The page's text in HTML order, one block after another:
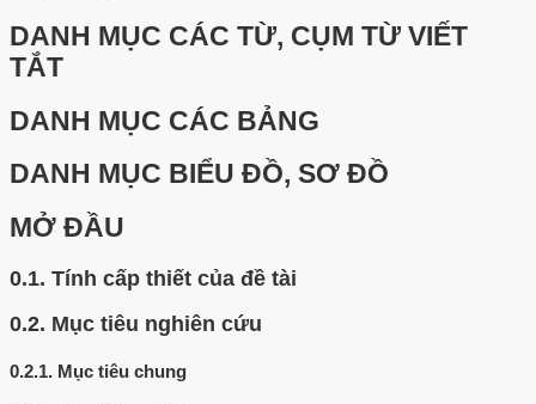
DANH MỤC CÁC TỪ, CỤM TỪ VIẾT
TẮT
DANH MỤC CÁC BẢNG
DANH MỤC BIỂU ĐỒ, SƠ ĐỒ
MỞ ĐẦU
0.1. Tính cấp thiết của đề tài
0.2. Mục tiêu nghiên cứu
0.2.1. Mục tiêu chung